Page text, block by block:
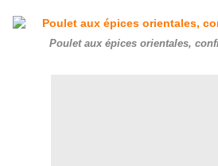
Poulet aux épices orientales,